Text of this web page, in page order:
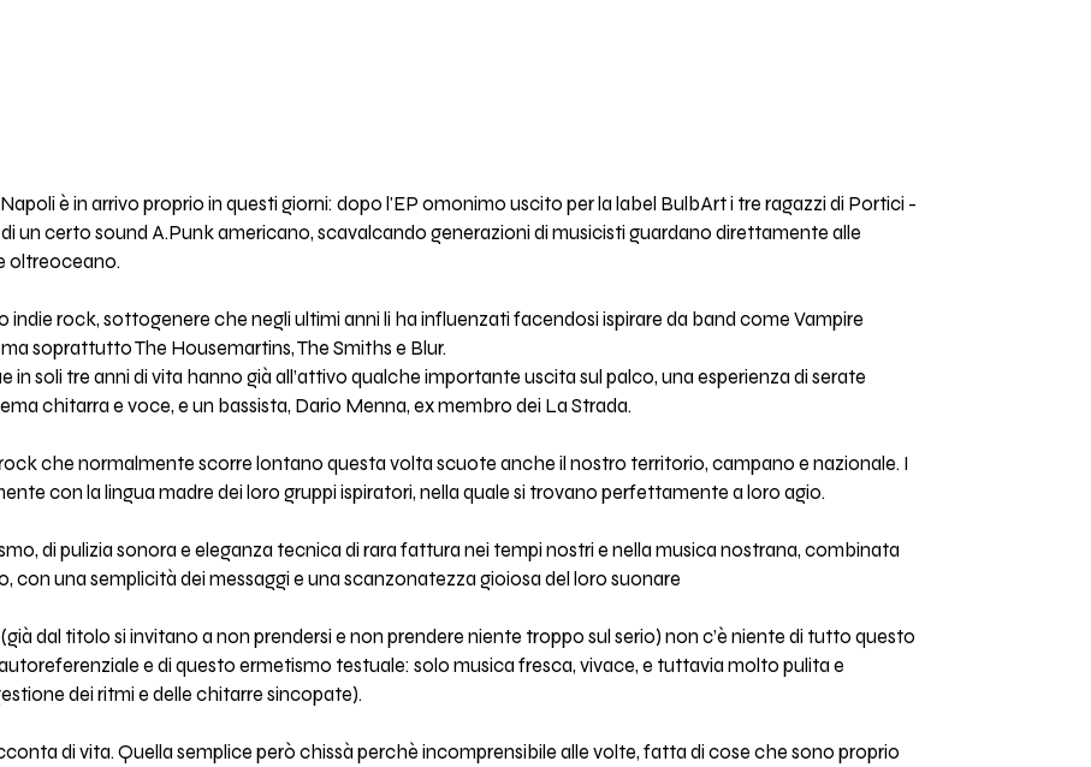
è in arrivo proprio in questi giorni: dopo l'EP omonimo uscito per la label BulbArt i tre ragazzi di Portici -
un certo sound A.Punk americano, scavalcando generazioni di musicisti guardano direttamente alle
oltreoceano.
indie rock, sottogenere che negli ultimi anni li ha influenzati facendosi ispirare da band come Vampire
soprattutto The Housemartins, The Smiths e Blur.
in soli tre anni di vita hanno già all’attivo qualche importante uscita sul palco, una esperienza di serate
chitarra e voce, e un bassista, Dario Menna, ex membro dei La Strada.
che normalmente scorre lontano questa volta scuote anche il nostro territorio, campano e nazionale. I
con la lingua madre dei loro gruppi ispiratori, nella quale si trovano perfettamente a loro agio.
di pulizia sonora e eleganza tecnica di rara fattura nei tempi nostri e nella musica nostrana, combinata
con una semplicità dei messaggi e una scanzonatezza gioiosa del loro suonare
dal titolo si invitano a non prendersi e non prendere niente troppo sul serio) non c’è niente di tutto questo
e di questo ermetismo testuale: solo musica fresca, vivace, e tuttavia molto pulita e
dei ritmi e delle chitarre sincopate).
di vita. Quella semplice però chissà perchè incomprensibile alle volte, fatta di cose che sono proprio